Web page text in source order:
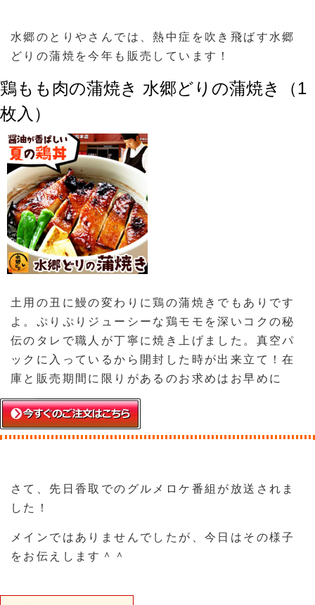
水郷のとりやさんでは、熱中症を吹き飛ばす水郷
どりの蒲焼を今年も販売しています！
鶏もも肉の蒲焼き 水郷どりの蒲焼き（1
枚入）
土用の丑に鰻の変わりに鶏の蒲焼きでもありです
よ。ぷりぷりジューシーな鶏モモを深いコクの秘
伝のタレで職人が丁寧に焼き上げました。真空パ
ックに入っているから開封した時が出来立て！在
庫と販売期間に限りがあるのお求めはお早めに
さて、先日香取でのグルメロケ番組が放送されま
した！
メインではありませんでしたが、今日はその様子
をお伝えします＾＾